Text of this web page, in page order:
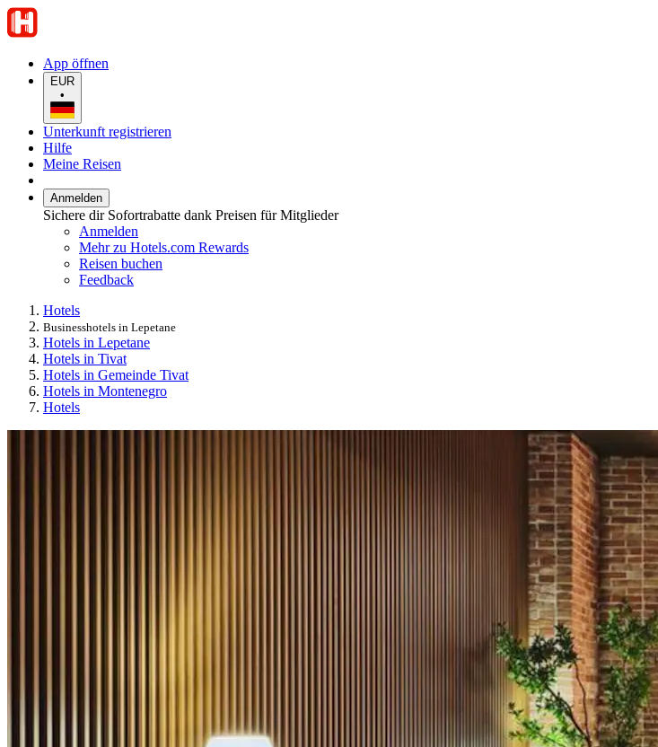
App öffnen
EUR
•
Unterkunft registrieren
Hilfe
Meine Reisen
Anmelden
Sichere dir Sofortrabatte dank Preisen für Mitglieder
Anmelden
Mehr zu Hotels.com Rewards
Reisen buchen
Feedback
Hotels
Businesshotels in Lepetane
Hotels in Lepetane
Hotels in Tivat
Hotels in Gemeinde Tivat
Hotels in Montenegro
Hotels